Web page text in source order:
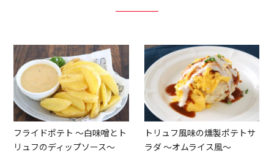
フライドポテト ～白味噌とト
リュフのディップソース～
トリュフ風味の燻製ポテトサ
ラダ ～オムライス風～